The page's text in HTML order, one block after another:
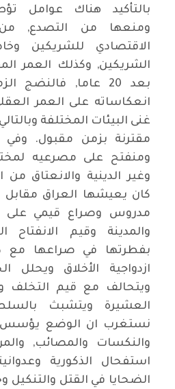
بالتأكيد هناك عوامل
ومنعها من التصدع, من
الاقتصادي للشريكين
الشريكين, وكذلك العمر
بعد 20 عاما,
انعكاساته على العمر
غنى البيئات المختلفة
ومنفتح على مصرعيه
وغير الدينية والانعتاق من
كان يعيشها العراق مقابل
مدروس وصراع قيمي على
والمدينة وقيم الانفتاح
بفطرتها في صراعها
ازدواجية الأخلاق ويحلل
ويتحالف مع قيم التخلف
العشيرة ويتشبث
نستغرب ان الوضع يؤسس
والنكسات والمصائب,
استفحال الذكورية
الضحايا في القتل والتنكيل